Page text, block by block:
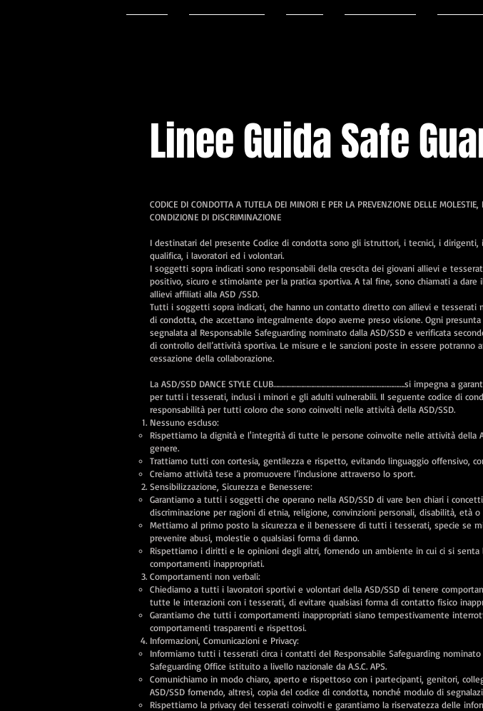
Linee Guida Safe
CODICE DI CONDOTTA A TUTELA DEI MINORI E PER LA PREVENZIONE DELLE
CONDIZIONE DI DISCRIMINAZIONE
I destinatari del presente Codice di condotta sono gli istruttori, i tecnici, i dirigenti,
qualifica, i lavoratori ed i volontari.
I soggetti sopra indicati sono responsabili della crescita dei giovani allievi e
positivo, sicuro e stimolante per la pratica sportiva. A tal fine, sono chiamati a
allievi affiliati alla ASD /SSD.
Tutti i soggetti sopra indicati, che hanno un contatto diretto con allievi e tesserati
di condotta, che accettano integralmente dopo averne preso visione. Ogni
segnalata al Responsabile Safeguarding nominato dalla ASD/SSD e verificata
di controllo dell’attività sportiva. Le misure e le sanzioni poste in essere potranno
cessazione della collaborazione.
La ASD/SSD DANCE STYLE CLUB…………………………………………………………………….si impegna a
per tutti i tesserati, inclusi i minori e gli adulti vulnerabili. Il seguente codice di
responsabilità per tutti coloro che sono coinvolti nelle attività della ASD/SSD.
Nessuno escluso:
Rispettiamo la dignità e l'integrità di tutte le persone coinvolte nelle attività della
genere.
Trattiamo tutti con cortesia, gentilezza e rispetto, evitando linguaggio offensivo,
Creiamo attività tese a promuovere l’inclusione attraverso lo sport.
Sensibilizzazione, Sicurezza e Benessere:
Garantiamo a tutti i soggetti che operano nella ASD/SSD di vare ben chiari i
discriminazione per ragioni di etnia, religione, convinzioni personali, disabilità, età
Mettiamo al primo posto la sicurezza e il benessere di tutti i tesserati, specie se
prevenire abusi, molestie o qualsiasi forma di danno.
Rispettiamo i diritti e le opinioni degli altri, fornendo un ambiente in cui ci si senta
comportamenti inappropriati.
Comportamenti non verbali:
Chiediamo a tutti i lavoratori sportivi e volontari della ASD/SSD di tenere
tutte le interazioni con i tesserati, di evitare qualsiasi forma di contatto fisico
Garantiamo che tutti i comportamenti inappropriati siano tempestivamente
comportamenti trasparenti e rispettosi.
Informazioni, Comunicazioni e Privacy:
Informiamo tutti i tesserati circa i contatti del Responsabile Safeguarding nominato
Safeguarding Office istituito a livello nazionale da A.S.C. APS.
Comunichiamo in modo chiaro, aperto e rispettoso con i partecipanti, genitori,
ASD/SSD fornendo, altresì, copia del codice di condotta, nonché modulo di
Rispettiamo la privacy dei tesserati coinvolti e garantiamo la riservatezza delle